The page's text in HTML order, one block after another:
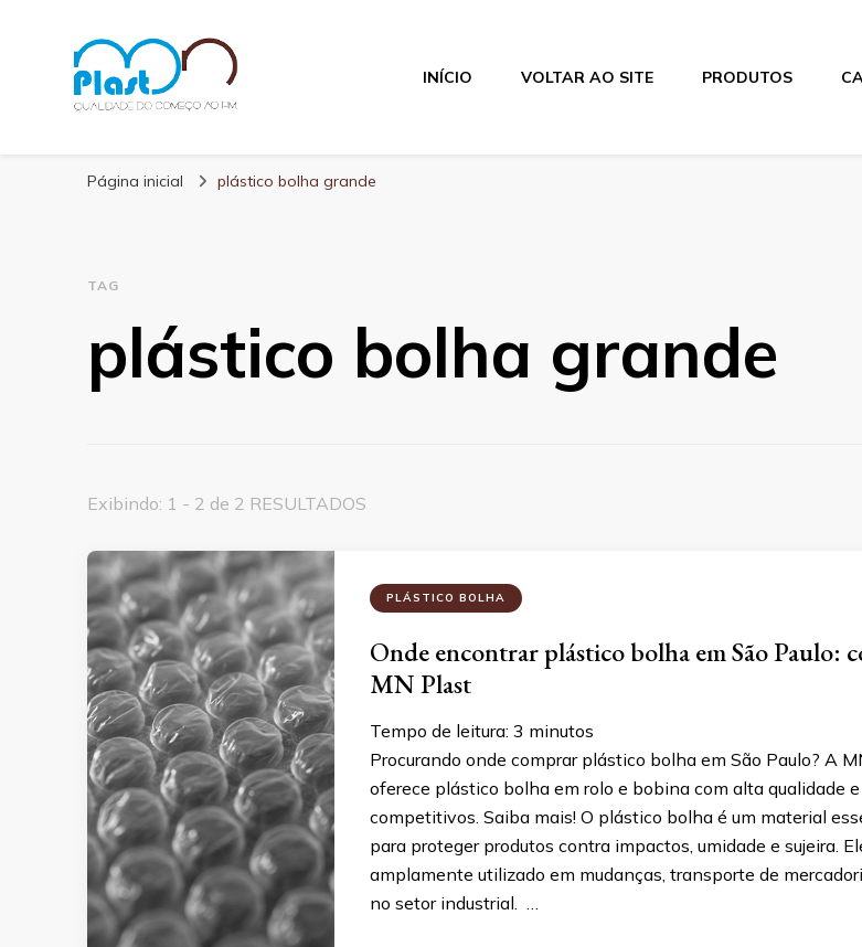
MN Plast
INÍCIO VOLTAR AO SITE PRODUTOS
Página inicial plástico bolha grande
TAG
plástico bolha grande
Exibindo: 1 - 2 de 2 RESULTADOS
PLÁSTICO BOLHA
Onde encontrar plástico bolha em São Paulo:
MN Plast
Tempo de leitura: 3 minutos
Procurando onde comprar plástico bolha em São Paulo? A
oferece plástico bolha em rolo e bobina com alta qualidade
competitivos. Saiba mais! O plástico bolha é um material
para proteger produtos contra impactos, umidade e sujeira.
amplamente utilizado em mudanças, transporte de
no setor industrial. …